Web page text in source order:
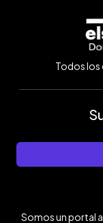
Todos
Somos un portal